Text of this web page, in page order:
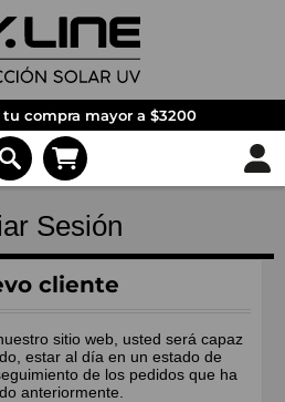
compra mayor a $3200
Sesión
cliente
sitio web, usted será capaz
estar al día en un estado de
de los pedidos que ha
anteriormente.